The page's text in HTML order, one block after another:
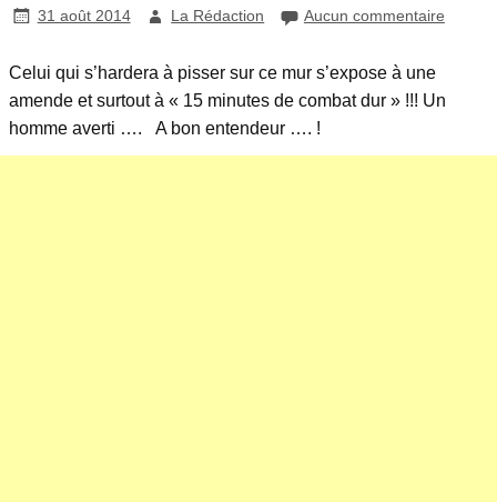
31 août 2014 La Rédaction Aucun commentaire
Celui qui s’hardera à pisser sur ce mur s’expose à une
amende et surtout à « 15 minutes de combat dur » !!! Un
homme averti …. A bon entendeur …. !